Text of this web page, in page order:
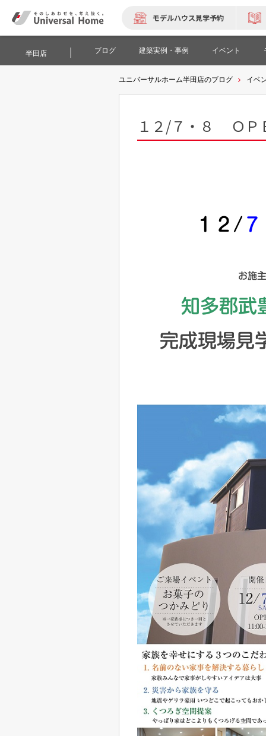
モデルハウス見学予約
半田店 ブログ 建築実例・事例 イベント
ユニバーサルホーム半田店のブログ イベ
１２/７・８ ＯＰ
１２/
お施
知多郡武
完成現場見